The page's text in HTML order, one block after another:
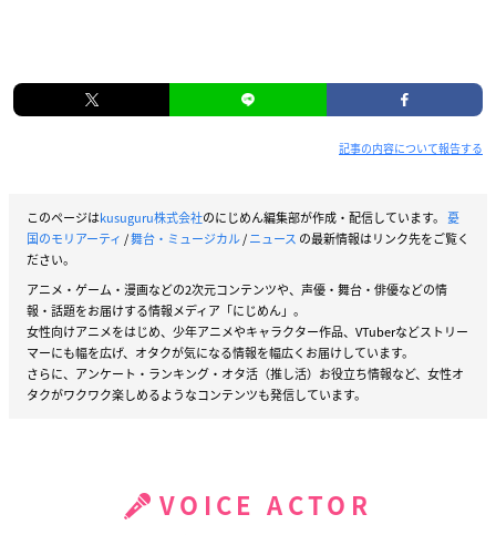
記事の内容について報告する
このページはkusuguru株式会社のにじめん編集部が作成・配信しています。 憂
国のモリアーティ /舞台・ミュージカル/ニュース の最新情報はリンク先をご覧く
ださい。
アニメ・ゲーム・漫画などの2次元コンテンツや、声優・舞台・俳優などの情
報・話題をお届けする情報メディア「にじめん」。
女性向けアニメをはじめ、少年アニメやキャラクター作品、VTuberなどストリー
マーにも幅を広げ、オタクが気になる情報を幅広くお届けしています。
さらに、アンケート・ランキング・オタ活（推し活）お役立ち情報など、女性オ
タクがワクワク楽しめるようなコンテンツも発信しています。
VOICE ACTOR